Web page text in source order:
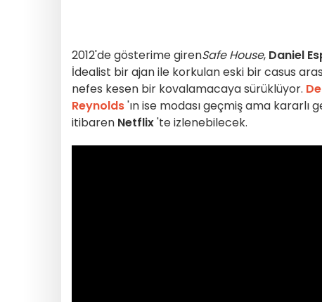
2012'de gösterime girenSafe House, Daniel
İdealist bir ajan ile korkulan eski bir casus
nefes kesen bir kovalamacaya sürüklüyor.
Reynolds'ın ise modası geçmiş ama kararlı
itibaren Netflix'te izlenebilecek.